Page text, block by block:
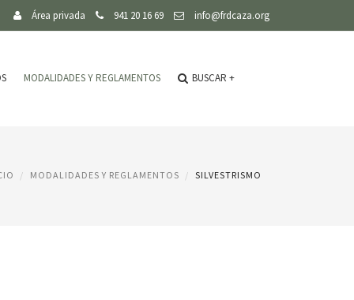
Área privada 941 20 16 69 info@frdcaza.org
MODALIDADES Y REGLAMENTOS BUSCAR +
MODALIDADES Y REGLAMENTOS SILVESTRISMO